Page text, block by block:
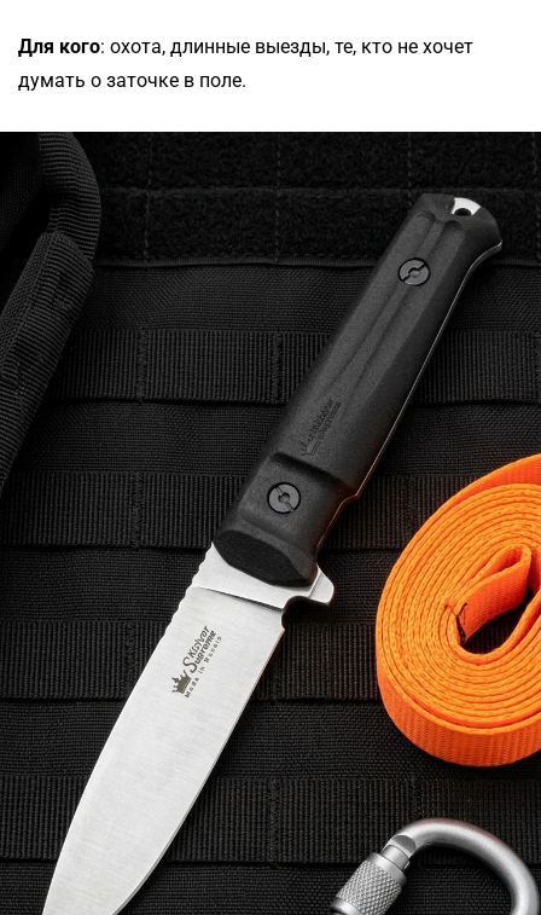
Для кого: охота, длинные выезды, те, кто не хочет
думать о заточке в поле.